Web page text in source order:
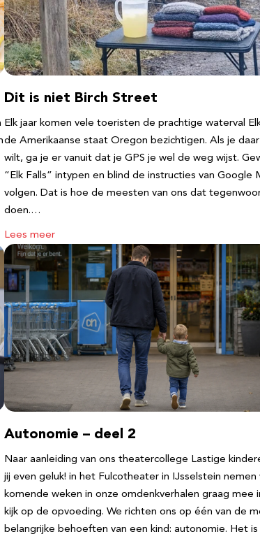
Dit is niet Birch Street
Elk jaar komen vele toeristen de prachtige waterval
de Amerikaanse staat Oregon bezichtigen. Als je
wilt, ga je er vanuit dat je GPS je wel de weg wijst.
“Elk Falls” intypen en blind de instructies van Google
volgen. Dat is hoe de meesten van ons dat
doen.…
Lees meer
Autonomie – deel 2
Naar aanleiding van ons theatercollege Lastige
jij even geluk! in het Fulcotheater in IJsselstein nemen
komende weken in onze omdenkverhalen graag mee
kijk op de opvoeding. We richten ons op één van de
belangrijke behoeften van een kind: autonomie. Het is